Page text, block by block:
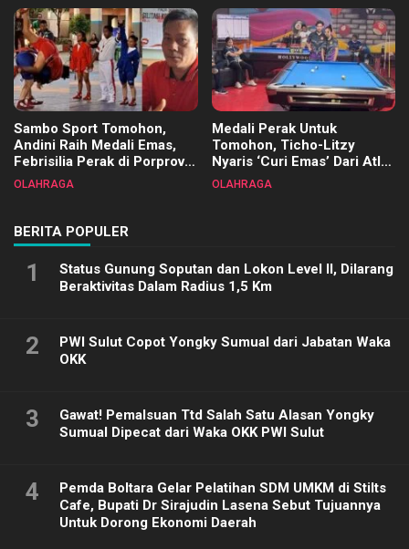
Sambo Sport Tomohon,
Andini Raih Medali Emas,
Febrisilia Perak di Porprov
Sulut 2025
OLAHRAGA
Medali Perak Untuk
Tomohon, Ticho-Litzy
Nyaris ‘Curi Emas’ Dari Atlet
Biliar PON di Porprov Sulut
OLAHRAGA
BERITA POPULER
1
Status Gunung Soputan dan Lokon Level II, Dilarang
Beraktivitas Dalam Radius 1,5 Km
2
PWI Sulut Copot Yongky Sumual dari Jabatan Waka
OKK
3
Gawat! Pemalsuan Ttd Salah Satu Alasan Yongky
Sumual Dipecat dari Waka OKK PWI Sulut
4
Pemda Boltara Gelar Pelatihan SDM UMKM di Stilts
Cafe, Bupati Dr Sirajudin Lasena Sebut Tujuannya
Untuk Dorong Ekonomi Daerah